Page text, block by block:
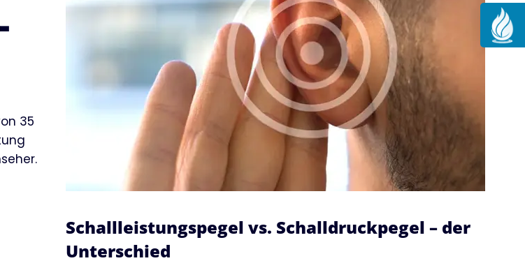
35
Schallleistungspegel vs. Schalldruckpegel – der
Unterschied